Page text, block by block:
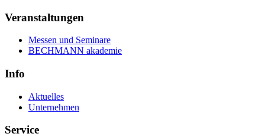
Veranstaltungen
Messen und Seminare
BECHMANN akademie
Info
Aktuelles
Unternehmen
Service